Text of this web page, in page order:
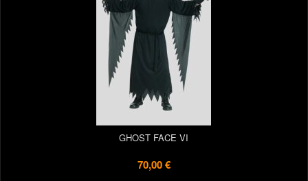
GHOST FACE VI
70,00 €